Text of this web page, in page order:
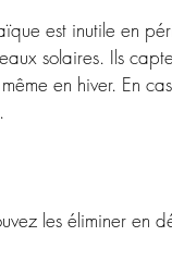
est inutile en
solaires. Ils
en hiver. En
les éliminer en